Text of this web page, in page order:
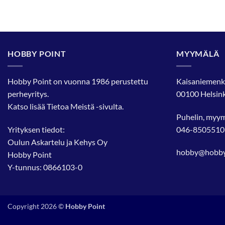
HOBBY POINT
Hobby Point on vuonna 1986 perustettu
perheyritys.
Katso lisääTietoa Meistä-sivulta.
Yrityksen tiedot:
Oulun Askartelu ja Kehys Oy
Hobby Point
Y-tunnus: 0866103-0
MYYMÄLÄ
00100
Puhelin,
046-8505510
Copyright 2026 © Hobby Point